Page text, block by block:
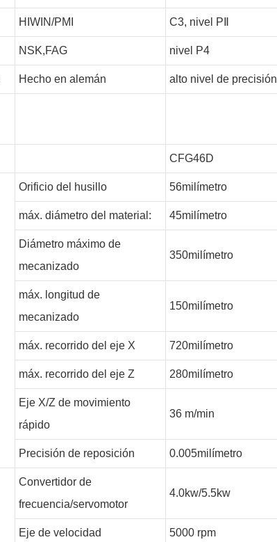
HIWIN/PMI C3, nivel PⅡ
NSK,FAG nivel P4
Hecho en alemán alto nivel de precisión
CFG46D
Orificio del husillo 56milímetro
máx. diámetro del material: 45milímetro
Diámetro máximo de
mecanizado
350milímetro
máx. longitud de
mecanizado
150milímetro
máx. recorrido del eje X 720milímetro
máx. recorrido del eje Z 280milímetro
Eje X/Z de movimiento
rápido
36 m/min
Precisión de reposición 0.005milímetro
Convertidor de
frecuencia/servomotor
4.0kw/5.5kw
Eje de velocidad 5000 rpm